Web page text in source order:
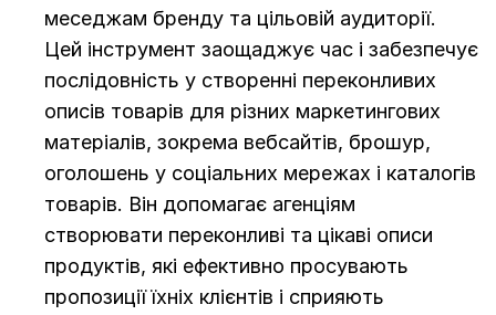
меседжам бренду та цільовій аудиторії.
Цей інструмент заощаджує час і забезпечує
послідовність у створенні переконливих
описів товарів для різних маркетингових
матеріалів, зокрема вебсайтів, брошур,
оголошень у соціальних мережах і каталогів
товарів. Він допомагає агенціям
створювати переконливі та цікаві описи
продуктів, які ефективно просувають
пропозиції їхніх клієнтів і сприяють